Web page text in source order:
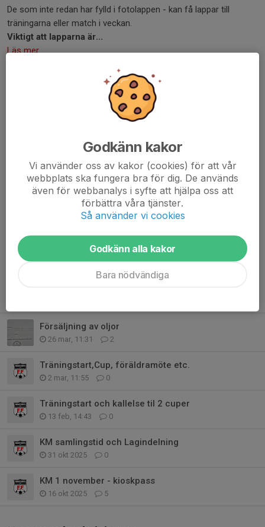
De som inte redan har fylld i fotolappen - kan få lappar till
träningarna eller match i veckan.
Viktigt att lapparna är...
Läs mer
Bemanning kiosken Pelles cup
7 kommentarer
Nu är schemat klart för de som ska bemanna kiosken på Pelles
Kiosken vid Konstgräsplan
8:00 - 11:15: Casper V +
Cornelis
11:15 - 14:15: Elias + Folke
14:15 - 17:30: Emil + Filip
Svara i kommentarsfältet att...
Läs mer
Försäljning av oljor
26 mar, 11:31 2
Träningstart,Cup, föräldramöte etc.
2 mar, 11:55 0
Träningstart och kallelse til 2 cuper
13 feb, 14:43 0
KM samlingstid och Lagindelning
31 okt 2025 0
KM 1 november - kioskpass
16 okt 2025 5
Godkänn kakor
Vi använder oss av kakor (cookies) för att vår
webbplats ska fungera bra för dig. De används
även för webbanalys i syfte att hjälpa oss att
förbättra våra tjänster.
Så använder vi cookies
Godkänn alla kakor
Bara nödvändiga